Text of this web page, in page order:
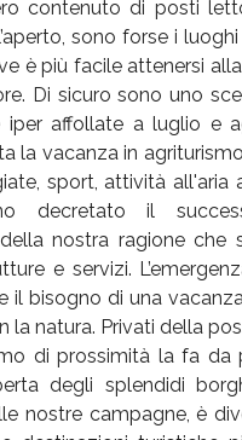
contenuto di posti
sono forse i
è più facile attenersi
Di sicuro sono uno
iper affollate a luglio e
la vacanza in
sport, attività all'aria
decretato il
nostra ragione che
e servizi.
il bisogno di una
la natura. Privati della
di prossimità la fa da
degli splendidi
nostre campagne, è